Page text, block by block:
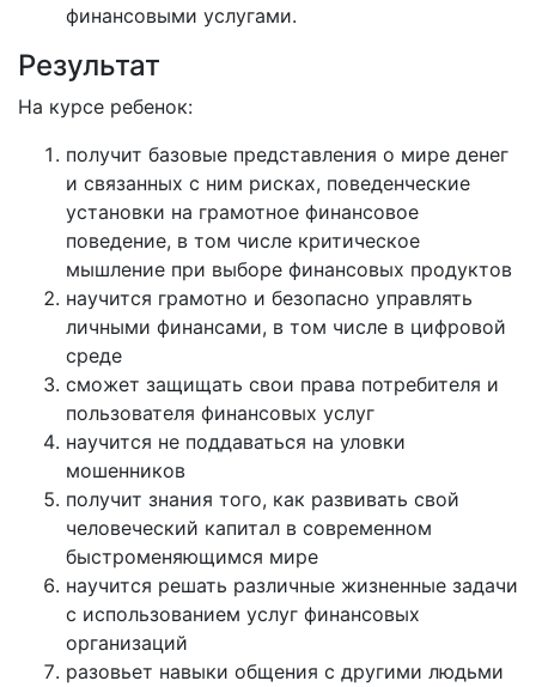
финансовыми услугами.
Результат
На курсе ребенок:
получит базовые представления о мире денег
и связанных с ним рисках, поведенческие
установки на грамотное финансовое
поведение, в том числе критическое
мышление при выборе финансовых продуктов
научится грамотно и безопасно управлять
личными финансами, в том числе в цифровой
среде
сможет защищать свои права потребителя и
пользователя финансовых услуг
научится не поддаваться на уловки
мошенников
получит знания того, как развивать свой
человеческий капитал в современном
быстроменяющимся мире
научится решать различные жизненные задачи
с использованием услуг финансовых
организаций
разовьет навыки общения с другими людьми